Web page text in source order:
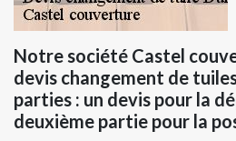
Notre société Castel
devis changement de
parties : un devis pour la
deuxième partie pour la